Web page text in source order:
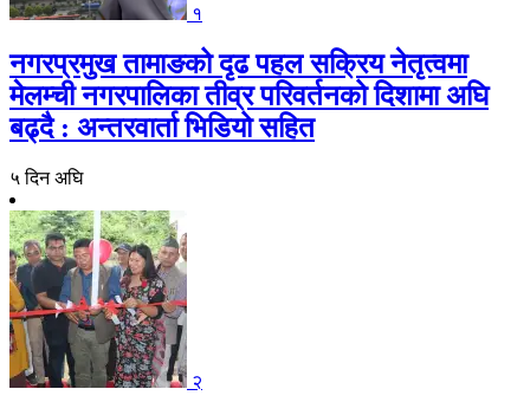
१
नगरप्रमुख तामाङको दृढ पहल सक्रिय नेतृत्वमा
मेलम्ची नगरपालिका तीव्र परिवर्तनको दिशामा अघि
बढ्दै : अन्तरवार्ता भिडियो सहित
५ दिन अघि
२